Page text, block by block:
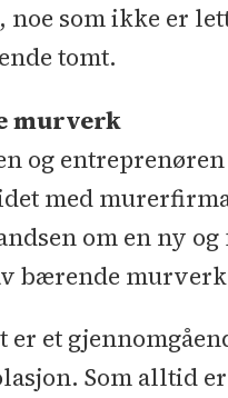
Grunnarbeider:
-
noe som ikke er
tomt.
murverk
og
med
om en ny
bærende
er et
Som alltid